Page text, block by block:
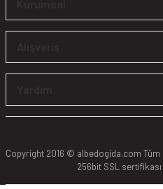
Copyright 2016 © albedogida.com Tüm
256bit SSL